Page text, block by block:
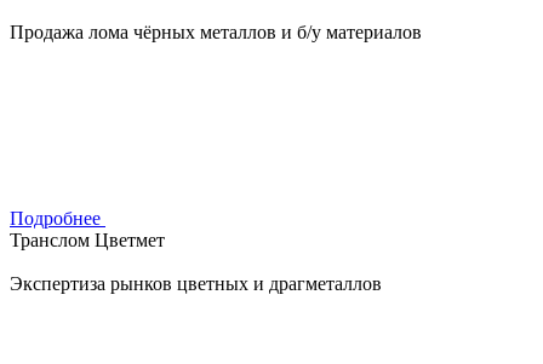
Продажа лома чёрных металлов и б/у материалов
Подробнее
Транслом Цветмет
Экспертиза рынков цветных и драгметаллов